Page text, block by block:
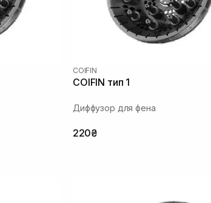
COIFIN
COIFIN тип 1
Диффузор для фена
220₴